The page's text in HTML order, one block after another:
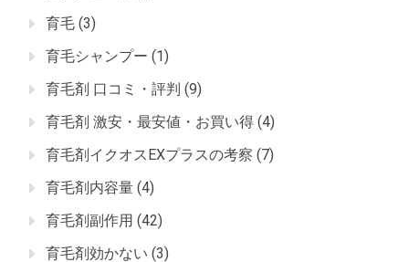
育毛 (3)
育毛シャンプー (1)
育毛剤 口コミ・評判 (9)
育毛剤 激安・最安値・お買い得 (4)
育毛剤イクオスEXプラスの考察 (7)
育毛剤内容量 (4)
育毛剤副作用 (42)
育毛剤効かない (3)